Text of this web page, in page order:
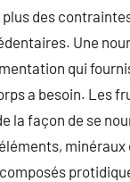
plus des
Une
qui
a besoin. Les
la façon de se